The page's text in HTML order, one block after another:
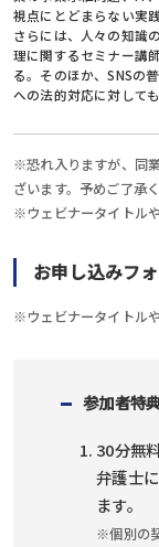
視点にとどまらない実
さらには、人々の知識
理に関するセミナー講
る。そのほか、SNSの
への法的対応に対して
※恐れ入りますが、同
ざいます。予めご了承く
※ウェビナータイトル
お申し込みフ
※ウェビナータイトル
参加者特
30分無
弁護士
ます。
※個別の